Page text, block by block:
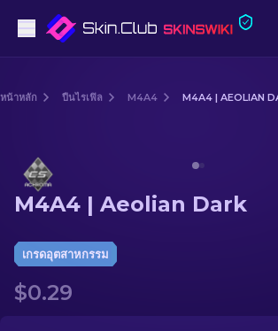
ปืนไรเฟิลซุ่มยิง
มีด
ถุงมือ
หน้าหลัก ปืนไรเฟิล M4A4 M4A4 | AEOLIAN
M4A4 | Aeolian Dark
เกรดอุตสาหกรรม
$0.29